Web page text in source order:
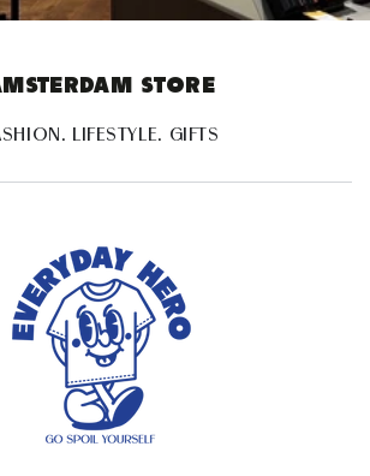
STORE
LIFESTYLE. GIFTS